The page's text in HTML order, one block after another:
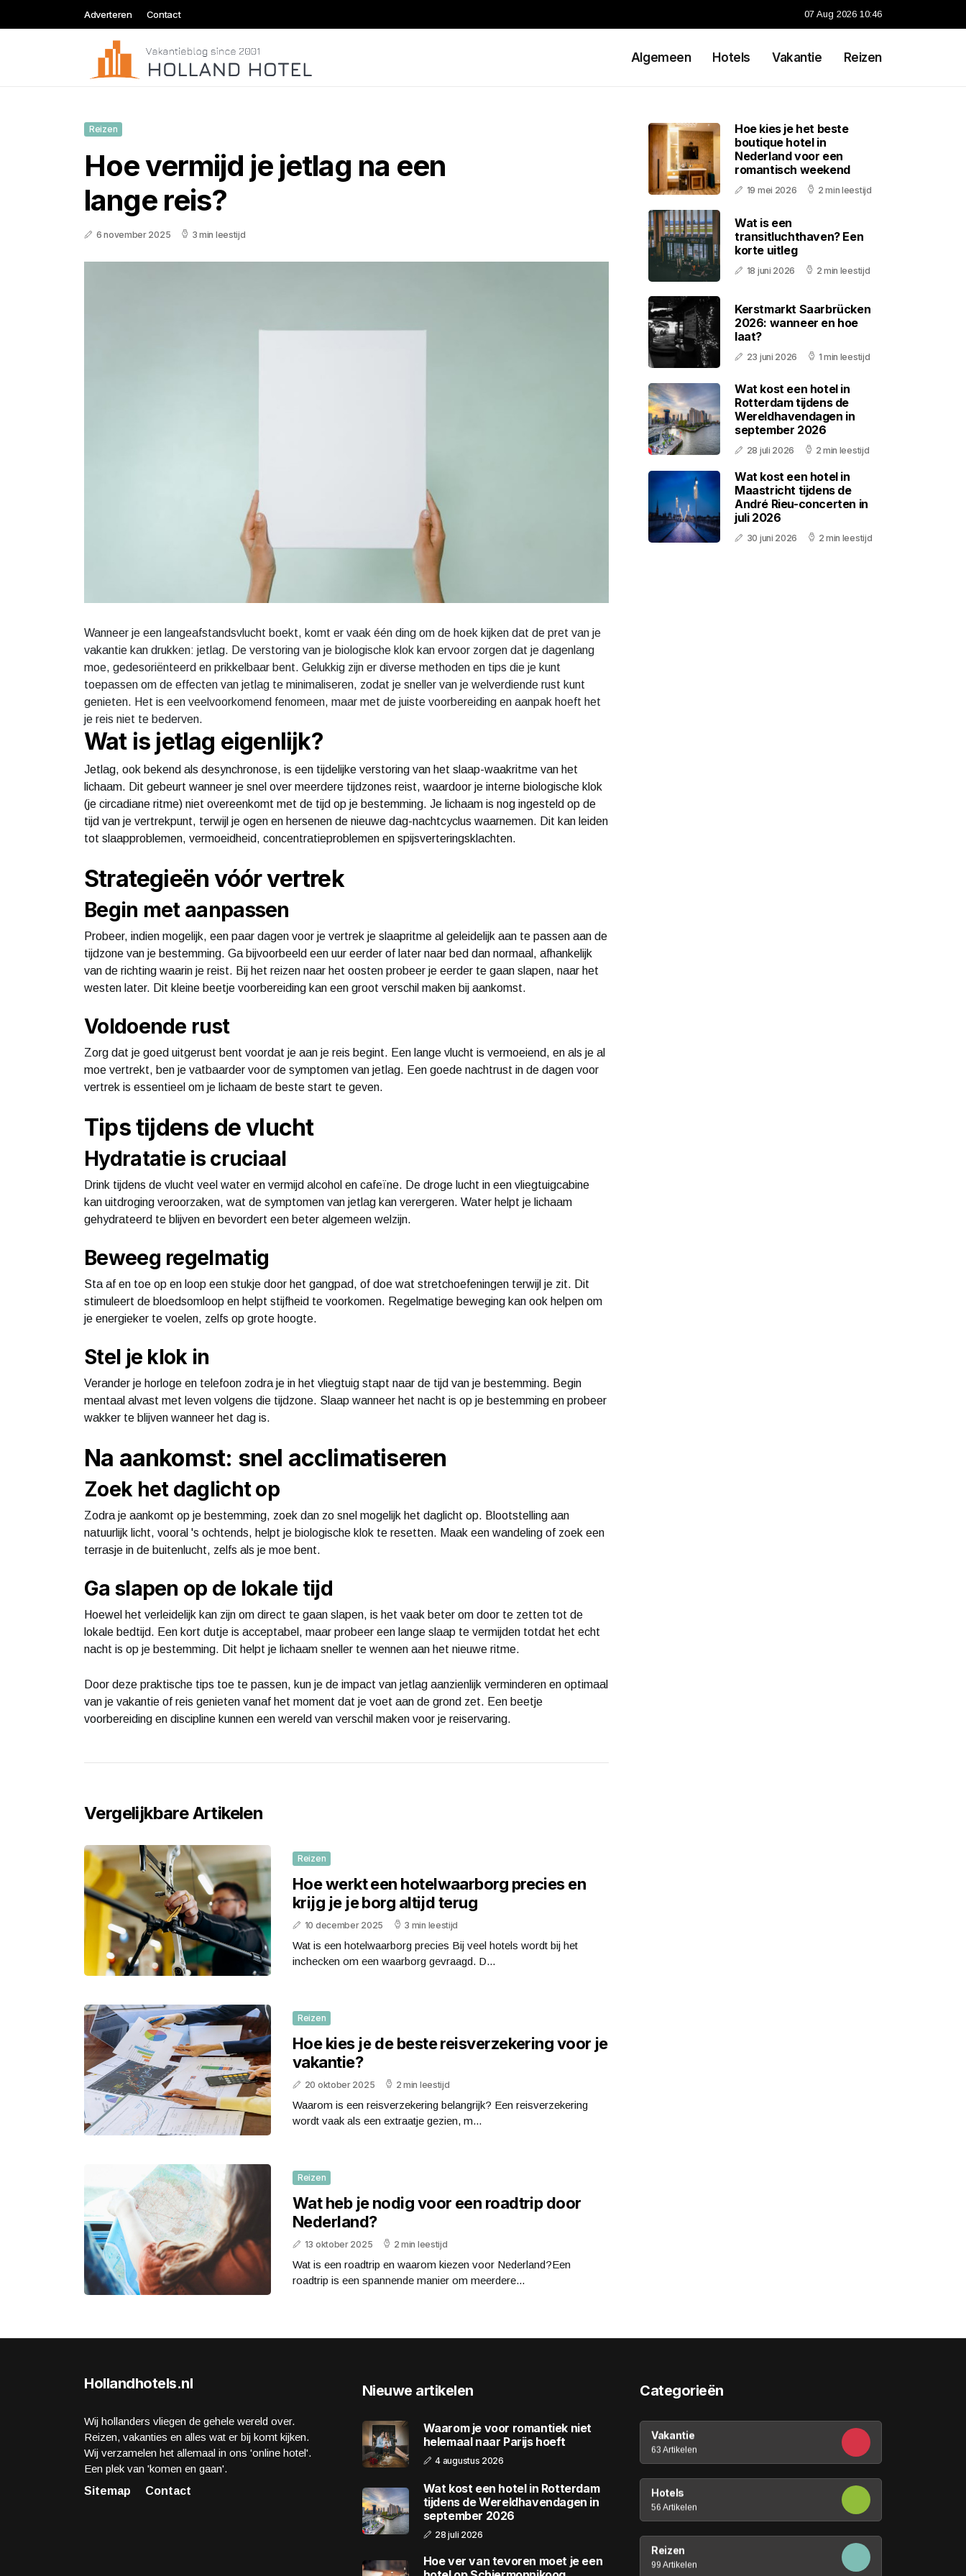
Adverteren Contact 07 Aug 2026 10:46
Algemeen Hotels Vakantie Reizen
Reizen
Hoe vermijd je jetlag na een
lange reis?
6 november 2025 3 min leestijd
Wanneer je een langeafstandsvlucht boekt, komt er vaak één ding om de hoek kijken dat de pret van je
vakantie kan drukken: jetlag. De verstoring van je biologische klok kan ervoor zorgen dat je dagenlang
moe, gedesoriënteerd en prikkelbaar bent. Gelukkig zijn er diverse methoden en tips die je kunt
toepassen om de effecten van jetlag te minimaliseren, zodat je sneller van je welverdiende rust kunt
genieten. Het is een veelvoorkomend fenomeen, maar met de juiste voorbereiding en aanpak hoeft het
je reis niet te bederven.
Wat is jetlag eigenlijk?
Jetlag, ook bekend als desynchronose, is een tijdelijke verstoring van het slaap-waakritme van het
lichaam. Dit gebeurt wanneer je snel over meerdere tijdzones reist, waardoor je interne biologische klok
(je circadiane ritme) niet overeenkomt met de tijd op je bestemming. Je lichaam is nog ingesteld op de
tijd van je vertrekpunt, terwijl je ogen en hersenen de nieuwe dag-nachtcyclus waarnemen. Dit kan leiden
tot slaapproblemen, vermoeidheid, concentratieproblemen en spijsverteringsklachten.
Strategieën vóór vertrek
Begin met aanpassen
Probeer, indien mogelijk, een paar dagen voor je vertrek je slaapritme al geleidelijk aan te passen aan de
tijdzone van je bestemming. Ga bijvoorbeeld een uur eerder of later naar bed dan normaal, afhankelijk
van de richting waarin je reist. Bij het reizen naar het oosten probeer je eerder te gaan slapen, naar het
westen later. Dit kleine beetje voorbereiding kan een groot verschil maken bij aankomst.
Voldoende rust
Zorg dat je goed uitgerust bent voordat je aan je reis begint. Een lange vlucht is vermoeiend, en als je al
moe vertrekt, ben je vatbaarder voor de symptomen van jetlag. Een goede nachtrust in de dagen voor
vertrek is essentieel om je lichaam de beste start te geven.
Tips tijdens de vlucht
Hydratatie is cruciaal
Drink tijdens de vlucht veel water en vermijd alcohol en cafeïne. De droge lucht in een vliegtuigcabine
kan uitdroging veroorzaken, wat de symptomen van jetlag kan verergeren. Water helpt je lichaam
gehydrateerd te blijven en bevordert een beter algemeen welzijn.
Beweeg regelmatig
Sta af en toe op en loop een stukje door het gangpad, of doe wat stretchoefeningen terwijl je zit. Dit
stimuleert de bloedsomloop en helpt stijfheid te voorkomen. Regelmatige beweging kan ook helpen om
je energieker te voelen, zelfs op grote hoogte.
Stel je klok in
Verander je horloge en telefoon zodra je in het vliegtuig stapt naar de tijd van je bestemming. Begin
mentaal alvast met leven volgens die tijdzone. Slaap wanneer het nacht is op je bestemming en probeer
wakker te blijven wanneer het dag is.
Na aankomst: snel acclimatiseren
Zoek het daglicht op
Zodra je aankomt op je bestemming, zoek dan zo snel mogelijk het daglicht op. Blootstelling aan
natuurlijk licht, vooral 's ochtends, helpt je biologische klok te resetten. Maak een wandeling of zoek een
terrasje in de buitenlucht, zelfs als je moe bent.
Ga slapen op de lokale tijd
Hoewel het verleidelijk kan zijn om direct te gaan slapen, is het vaak beter om door te zetten tot de
lokale bedtijd. Een kort dutje is acceptabel, maar probeer een lange slaap te vermijden totdat het echt
nacht is op je bestemming. Dit helpt je lichaam sneller te wennen aan het nieuwe ritme.
Door deze praktische tips toe te passen, kun je de impact van jetlag aanzienlijk verminderen en optimaal
van je vakantie of reis genieten vanaf het moment dat je voet aan de grond zet. Een beetje
voorbereiding en discipline kunnen een wereld van verschil maken voor je reiservaring.
Vergelijkbare Artikelen
Reizen
Hoe werkt een hotelwaarborg precies en
krijg je je borg altijd terug
10 december 2025 3 min leestijd
Wat is een hotelwaarborg precies Bij veel hotels wordt bij het
inchecken om een waarborg gevraagd. D...
Reizen
Hoe kies je de beste reisverzekering voor je
vakantie?
20 oktober 2025 2 min leestijd
Waarom is een reisverzekering belangrijk? Een reisverzekering
wordt vaak als een extraatje gezien, m...
Reizen
Wat heb je nodig voor een roadtrip door
Nederland?
13 oktober 2025 2 min leestijd
Wat is een roadtrip en waarom kiezen voor Nederland?Een
roadtrip is een spannende manier om meerdere...
Hoe kies je het beste
boutique hotel in
Nederland voor een
romantisch weekend
19 mei 2026 2 min leestijd
Wat is een
transitluchthaven? Een
korte uitleg
18 juni 2026 2 min leestijd
Kerstmarkt Saarbrücken
2026: wanneer en hoe
laat?
23 juni 2026 1 min leestijd
Wat kost een hotel in
Rotterdam tijdens de
Wereldhavendagen in
september 2026
28 juli 2026 2 min leestijd
Wat kost een hotel in
Maastricht tijdens de
André Rieu-concerten in
juli 2026
30 juni 2026 2 min leestijd
Hollandhotels.nl
Wij hollanders vliegen de gehele wereld over.
Reizen, vakanties en alles wat er bij komt kijken.
Wij verzamelen het allemaal in ons 'online hotel'.
Een plek van 'komen en gaan'.
Sitemap
Contact
Nieuwe artikelen
Waarom je voor romantiek niet
helemaal naar Parijs hoeft
4 augustus 2026
Wat kost een hotel in Rotterdam
tijdens de Wereldhavendagen in
september 2026
28 juli 2026
Hoe ver van tevoren moet je een
Categorieën
Vakantie
63 Artikelen
Hotels
56 Artikelen
Reizen
99 Artikelen